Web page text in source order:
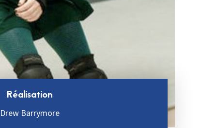
Réalisation
Drew Barrymore